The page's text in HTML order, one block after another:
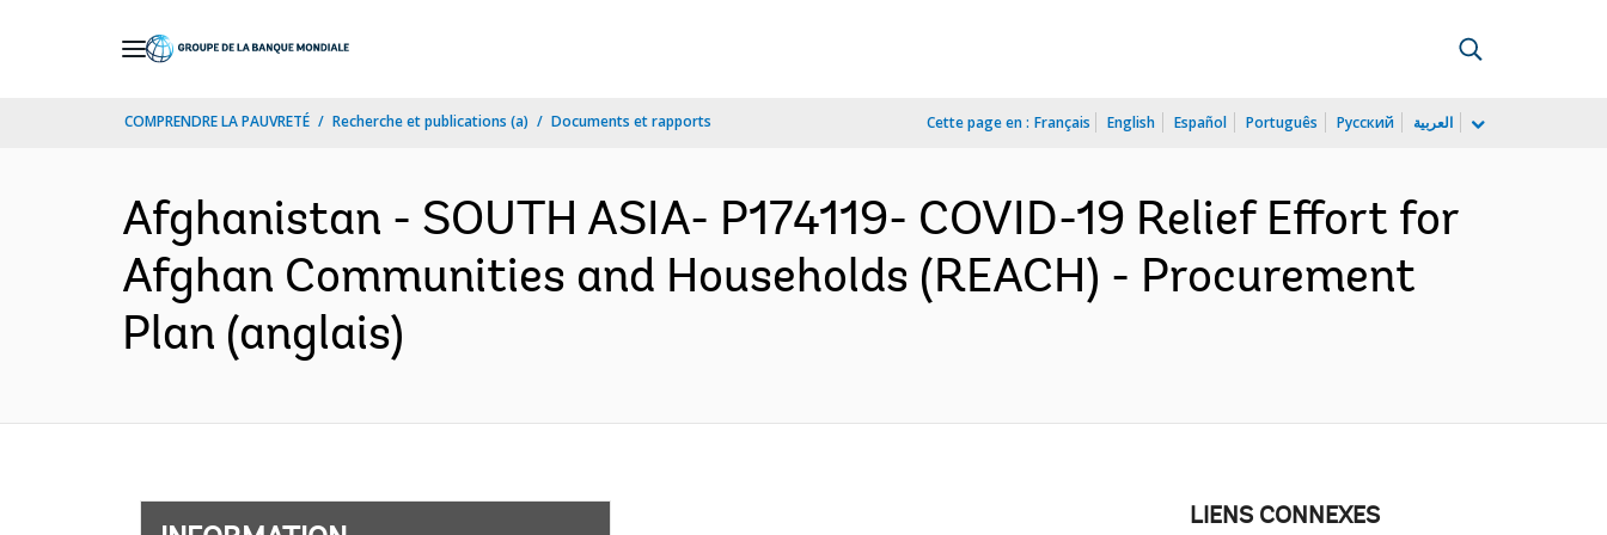
COMPRENDRE LA PAUVRETÉ Recherche et publications (a) Documents et rapports Cette page en : Français English Español Português Русский العربية
Afghanistan - SOUTH ASIA- P174119- COVID-19 Relief Effort for
Afghan Communities and Households (REACH) - Procurement
Plan (anglais)
LIENS CONNEXES